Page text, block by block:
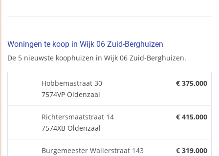
Woningen te koop in Wijk 06 Zuid-Berghuizen
De 5 nieuwste koophuizen in Wijk 06 Zuid-Berghuizen.
Hobbemastraat 30
7574VP Oldenzaal
€ 375.000
Richtersmaatstraat 14
7574XB Oldenzaal
€ 415.000
Burgemeester Wallerstraat 143
€ 319.000